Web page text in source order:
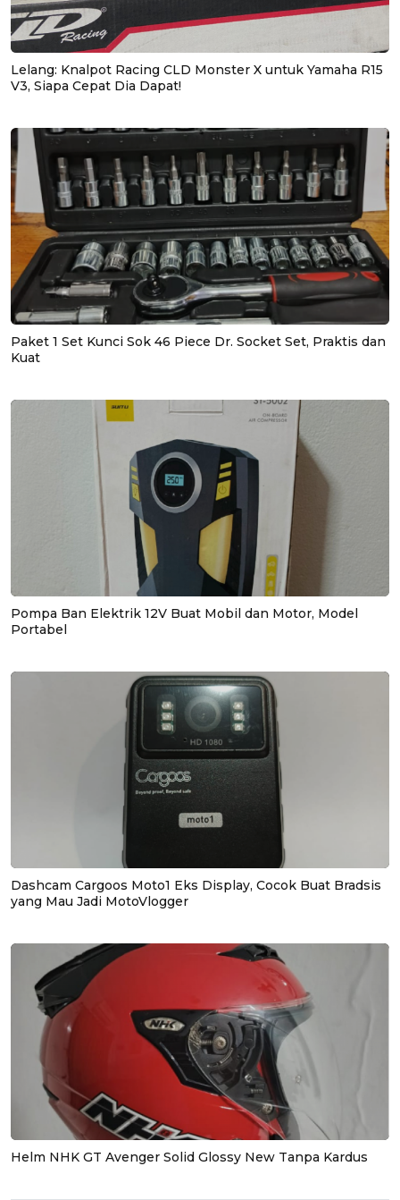
Lelang: Knalpot Racing CLD Monster X untuk Yamaha R15
V3, Siapa Cepat Dia Dapat!
Paket 1 Set Kunci Sok 46 Piece Dr. Socket Set, Praktis dan
Kuat
Pompa Ban Elektrik 12V Buat Mobil dan Motor, Model
Portabel
Dashcam Cargoos Moto1 Eks Display, Cocok Buat Bradsis
yang Mau Jadi MotoVlogger
Helm NHK GT Avenger Solid Glossy New Tanpa Kardus